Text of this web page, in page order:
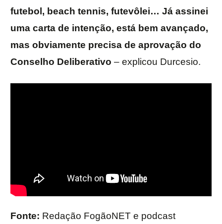
futebol, beach tennis, futevôlei… Já assinei
uma carta de intenção, está bem avançado,
mas obviamente precisa de aprovação do
Conselho Deliberativo – explicou Durcesio.
Fonte: Redação FogãoNET e podcast